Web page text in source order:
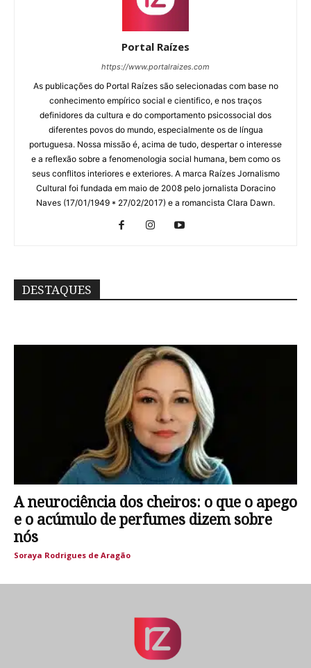
Portal Raízes
https://www.portalraizes.com
As publicações do Portal Raízes são selecionadas com base no
conhecimento empírico social e cientifico, e nos traços
definidores da cultura e do comportamento psicossocial dos
diferentes povos do mundo, especialmente os de língua
portuguesa. Nossa missão é, acima de tudo, despertar o interesse
e a reflexão sobre a fenomenologia social humana, bem como os
seus conflitos interiores e exteriores. A marca Raízes Jornalismo
Cultural foi fundada em maio de 2008 pelo jornalista Doracino
Naves (17/01/1949 * 27/02/2017) e a romancista Clara Dawn.
DESTAQUES
A neurociência dos cheiros: o que o apego
e o acúmulo de perfumes dizem sobre
nós
Soraya Rodrigues de Aragão